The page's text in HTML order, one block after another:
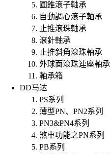
圓錐滾子軸承
自動調心滾子軸承
止推滾珠軸承
滾針軸承
止推斜角滾珠軸承
外球面滾珠連座軸承
軸承箱
DD马达
PS系列
薄型PN、PN2系列
PN3&PN4系列
煞車功能之PN系列
PB系列